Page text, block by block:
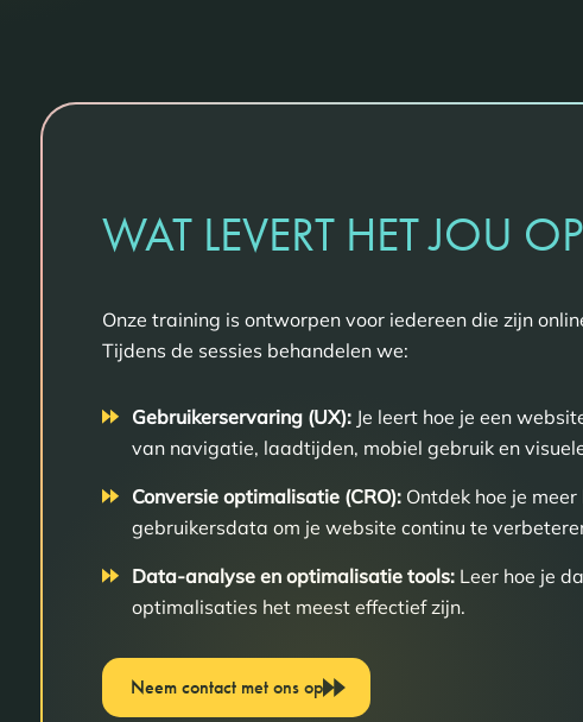
WAT LEVERT HETJOU OP
Onze training is ontworpen voor iedereen die zijn
Tijdens de sessies behandelen we:
Gebruikerservaring (UX):Je leert hoe je een
van navigatie, laadtijden, mobiel gebruik en
Conversie optimalisatie (CRO):Ontdek hoe je
gebruikersdata om je website continu te
Data-analyse en optimalisatie tools:Leer hoe je
optimalisaties het meest effectief zijn.
Neem contact met ons op